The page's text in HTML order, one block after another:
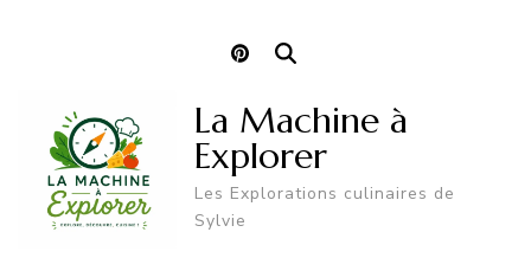
La Machine à
Explorer
Les Explorations culinaires de
Sylvie